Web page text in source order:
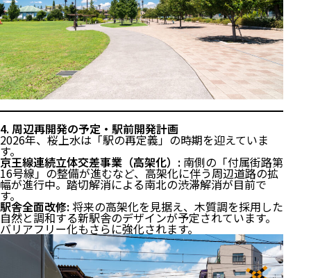
4. 周辺再開発の予定・駅前開発計画
2026年、桜上水は「駅の再定義」の時期を迎えていま
す。
京王線連続立体交差事業（高架化）: 南側の「付属街路第
16号線」の整備が進むなど、高架化に伴う周辺道路の拡
幅が進行中。踏切解消による南北の渋滞解消が目前で
す。
駅舎全面改修:将来の高架化を見据え、木質調を採用した
自然と調和する新駅舎のデザインが予定されています。
バリアフリー化もさらに強化されます。